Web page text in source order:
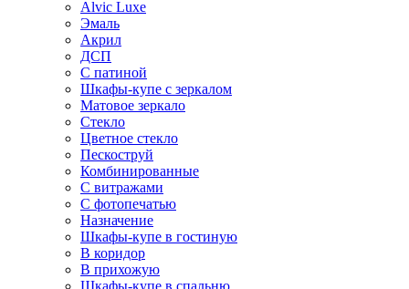
Alvic Luxe
Эмаль
Акрил
ДСП
С патиной
Шкафы-купе с зеркалом
Матовое зеркало
Стекло
Цветное стекло
Пескоструй
Комбинированные
С витражами
С фотопечатью
Назначение
Шкафы-купе в гостиную
В коридор
В прихожую
Шкафы-купе в спальню